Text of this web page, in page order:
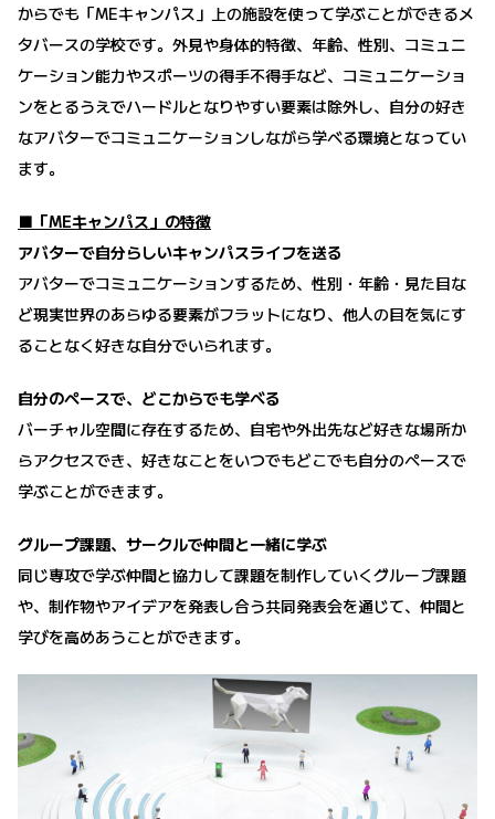
からでも「MEキャンパス」上の施設を使って学ぶことができるメ
タバースの学校です。外見や身体的特徴、年齢、性別、コミュニ
ケーション能力やスポーツの得手不得手など、コミュニケーショ
ンをとるうえでハードルとなりやすい要素は除外し、自分の好き
なアバターでコミュニケーションしながら学べる環境となってい
ます。
■「MEキャンパス」の特徴
アバターで自分らしいキャンパスライフを送る
アバターでコミュニケーションするため、性別・年齢・見た目な
ど現実世界のあらゆる要素がフラットになり、他人の目を気にす
ることなく好きな自分でいられます。
自分のペースで、どこからでも学べる
バーチャル空間に存在するため、自宅や外出先など好きな場所か
らアクセスでき、好きなことをいつでもどこでも自分のペースで
学ぶことができます。
グループ課題、サークルで仲間と一緒に学ぶ
同じ専攻で学ぶ仲間と協力して課題を制作していくグループ課題
や、制作物やアイデアを発表し合う共同発表会を通じて、仲間と
学びを高めあうことができます。